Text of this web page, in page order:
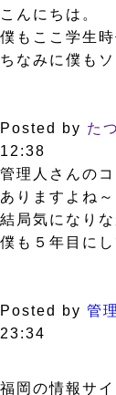
こんにちは。
僕もここ学生
ちなみに僕も
Posted by た
12:38
管理人さんのコ
ありますよね
結局気になり
僕も５年目に
Posted by 管
23:34
福岡の情報サイ